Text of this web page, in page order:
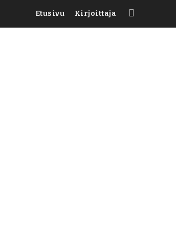
Etusivu Kirjoittaja